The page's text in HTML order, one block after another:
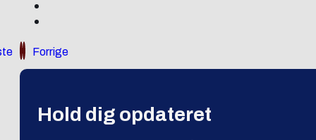
Forrige
Hold dig opdateret